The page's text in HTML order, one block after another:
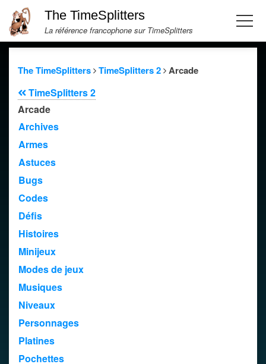
The TimeSplitters
La référence francophone sur TimeSplitters
The TimeSplitters TimeSplitters 2 Arcade
TimeSplitters 2
Arcade
Archives
Armes
Astuces
Bugs
Codes
Défis
Histoires
Minijeux
Modes de jeux
Musiques
Niveaux
Personnages
Platines
Pochettes